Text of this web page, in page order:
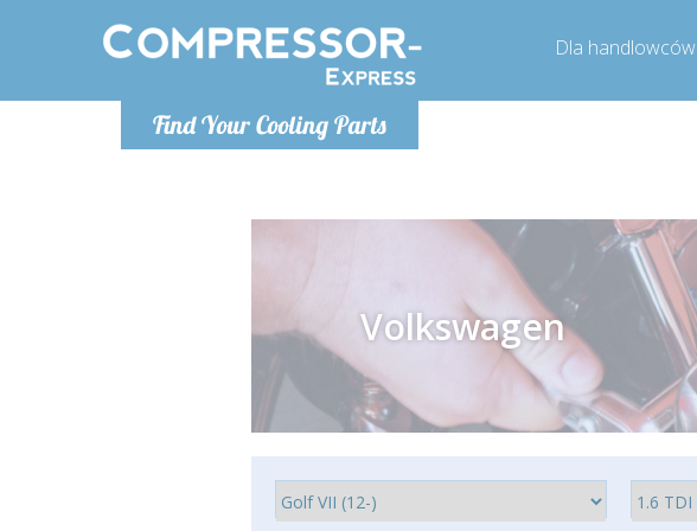
Find Your Cooling Parts
Dla handlowców
Poniedziałek - piątek godz.
Volkswagen